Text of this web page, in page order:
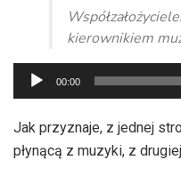
kierownikiem
Odtwarzacz
plików
dźwiękowych
00:00
Jak przyznaje, z jednej
płynącą z muzyki, z